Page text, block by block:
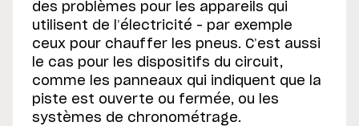
des problèmes pour les appareils qui
utilisent de l’électricité – par exemple
ceux pour chauffer les pneus. C’est aussi
le cas pour les dispositifs du circuit,
comme les panneaux qui indiquent que la
piste est ouverte ou fermée, ou les
systèmes de chronométrage.